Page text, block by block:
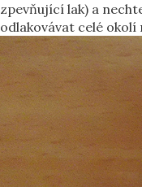
zpevňující lak) a
odlakovávat celé okolí